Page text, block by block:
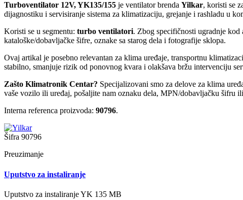
Turboventilator 12V, YK135/155 je ventilator brenda Yilkar, koristi se
dijagnostiku i servisiranje sistema za klimatizaciju, grejanje i rashladu u
Koristi se u segmentu: turbo ventilatori. Zbog specifičnosti ugradnje kod
kataloške/dobavljačke šifre, oznake sa starog dela i fotografije sklopa.
Ovaj artikal je posebno relevantan za klima uređaje, transportnu
stabilno, smanjuje rizik od ponovnog kvara i olakšava bržu intervenciju
Zašto Klimatronik Centar? Specijalizovani smo za delove za klima
vaše vozilo ili uređaj, pošaljite nam oznaku dela, MPN/dobavljačku šifru
Interna referenca proizvoda: 90796.
Šifra 90796
Preuzimanje
Uputstvo za instaliranje
Uputstvo za instaliranje YK 135 MB